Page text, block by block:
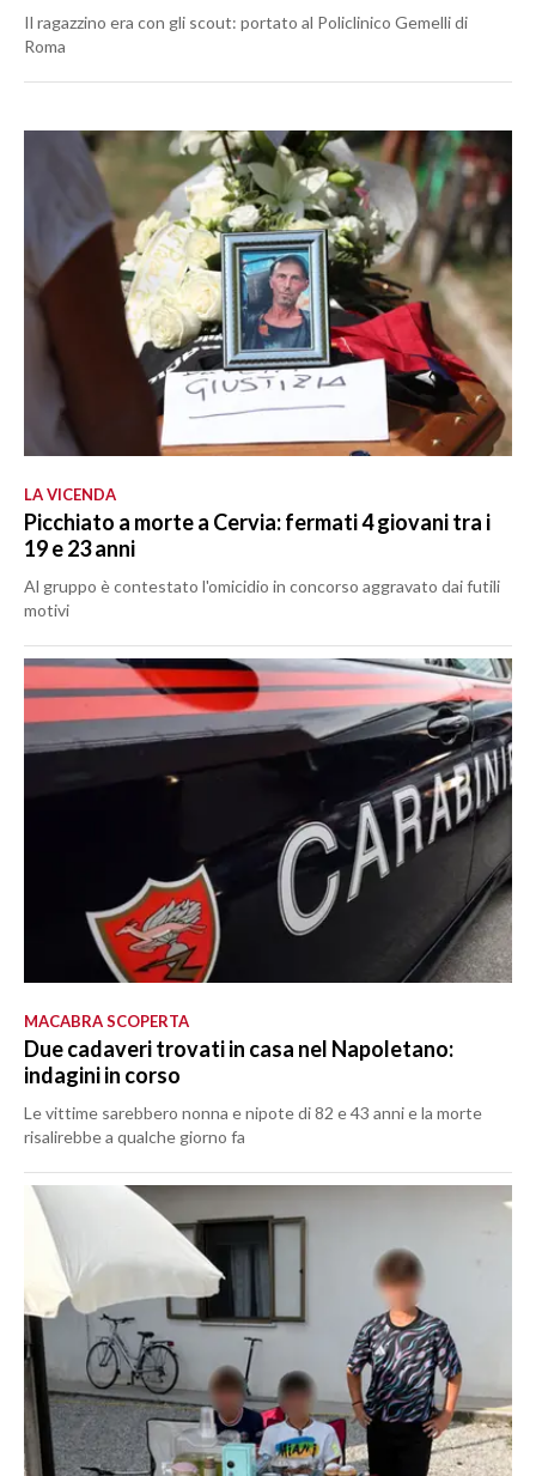
Il ragazzino era con gli scout: portato al Policlinico Gemelli di
Roma
LA VICENDA
Picchiato a morte a Cervia: fermati 4 giovani tra i
19 e 23 anni
Al gruppo è contestato l'omicidio in concorso aggravato dai futili
motivi
MACABRA SCOPERTA
Due cadaveri trovati in casa nel Napoletano:
indagini in corso
Le vittime sarebbero nonna e nipote di 82 e 43 anni e la morte
risalirebbe a qualche giorno fa